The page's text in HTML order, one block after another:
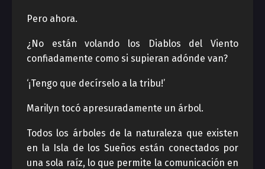
Pero ahora.
¿No están volando los Diablos del Viento
confiadamente como si supieran adónde van?
‘¡Tengo que decírselo a la tribu!’
Marilyn tocó apresuradamente un árbol.
Todos los árboles de la naturaleza que existen
en la Isla de los Sueños están conectados por
una sola raíz, lo que permite la comunicación en